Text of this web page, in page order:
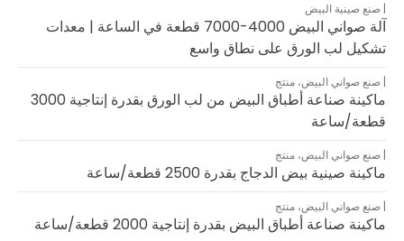
صنع صينية البيض
آلة صواني البيض 4000-7000 قطعة في الساعة | معدات
تشكيل لب الورق على نطاق واسع
صنع صواني البيض، منتج
ماكينة صناعة أطباق البيض من لب الورق بقدرة إنتاجية 3000
قطعة/ساعة
صنع صواني البيض، منتج
ماكينة صينية بيض الدجاج بقدرة 2500 قطعة/ساعة
صنع صواني البيض، منتج
ماكينة صناعة أطباق البيض بقدرة إنتاجية 2000 قطعة/ساعة